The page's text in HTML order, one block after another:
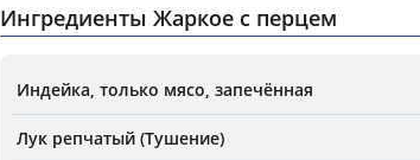
Ингредиенты Жаркое с перцем
Индейка, только мясо, запечённая
Лук репчатый (Тушение)